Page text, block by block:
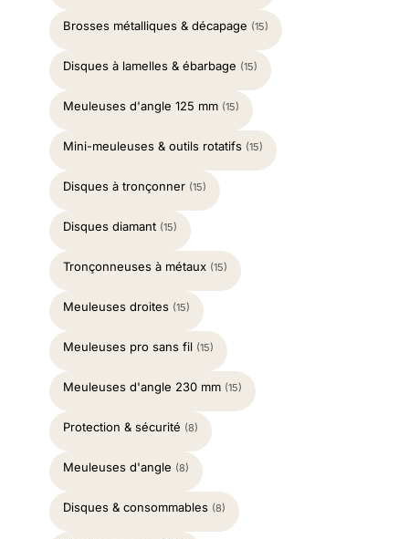
Brosses métalliques & décapage (15)
Disques à lamelles & ébarbage (15)
Meuleuses d'angle 125 mm (15)
Mini-meuleuses & outils rotatifs (15)
Disques à tronçonner (15)
Disques diamant (15)
Tronçonneuses à métaux (15)
Meuleuses droites (15)
Meuleuses pro sans fil (15)
Meuleuses d'angle 230 mm (15)
Protection & sécurité (8)
Meuleuses d'angle (8)
Disques & consommables (8)